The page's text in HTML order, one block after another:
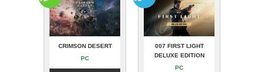
CRIMSON DESERT
PC
007 FIRST LIGHT
DELUXE EDITION
PC